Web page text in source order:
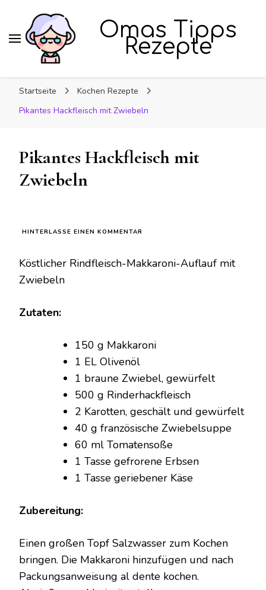
Omas Tipps
Rezepte
Startseite
Kochen Rezepte
Pikantes Hackfleisch mit Zwiebeln
Pikantes Hackfleisch mit
Zwiebeln
HINTERLASSE EINEN KOMMENTAR
MIT
Köstlicher Rindfleisch-Makkaroni-Auflauf mit
Zwiebeln
Zutaten:
150 g Makkaroni
1 EL Olivenöl
1 braune Zwiebel, gewürfelt
500 g Rinderhackfleisch
2 Karotten, geschält und gewürfelt
40 g französische Zwiebelsuppe
60 ml Tomatensoße
1 Tasse gefrorene Erbsen
1 Tasse geriebener Käse
Zubereitung:
Einen großen Topf Salzwasser zum Kochen
bringen. Die Makkaroni hinzufügen und nach
Packungsanweisung al dente kochen.